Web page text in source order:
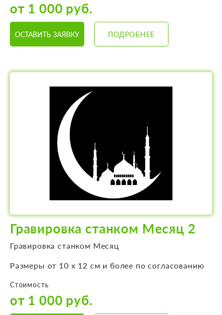
от 1 000 руб.
ОСТАВИТЬ ЗАЯВКУ ПОДРОБНЕЕ
Гравировка станком Месяц 2
Гравировка станком Месяц
Размеры от 10 х 12 см и более по согласованию
Стоимость
от 1 000 руб.